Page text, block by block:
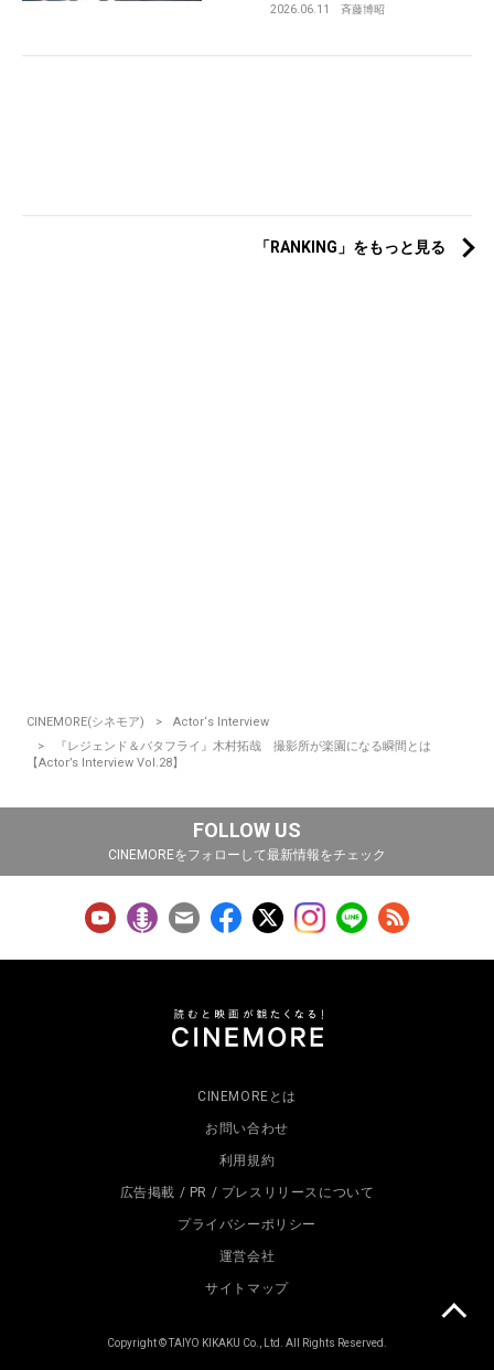
2026.06.11 斉藤博昭
「RANKING」をもっと見る
CINEMORE(シネモア)
Actor‘s Interview
『レジェンド＆バタフライ』木村拓哉 撮影所が楽園になる瞬間とは
【Actor’s Interview Vol.28】
FOLLOW US
CINEMOREをフォローして最新情報をチェック
CINEMOREとは
お問い合わせ
利用規約
広告掲載 / PR / プレスリリースについて
プライバシーポリシー
運営会社
サイトマップ
Copyright © TAIYO KIKAKU Co., Ltd. All Rights Reserved.